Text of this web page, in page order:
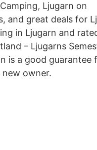
Ljugarn on
and great deals for
in Ljugarn and
– Ljugarns
is a good guarantee
owner.